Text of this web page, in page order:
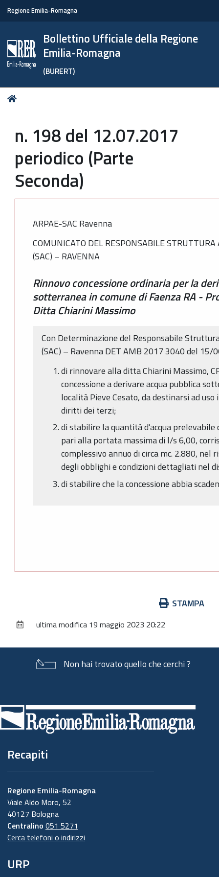
Regione Emilia-Romagna
Bollettino Ufficiale della Regione
Emilia-Romagna
(BURERT)
Tu
n. 198 del 12.07.2017
periodico (Parte
Seconda)
ARPAE-SAC Ravenna
COMUNICATO DEL RESPONSABILE
(SAC) – RAVENNA
Rinnovo concessione ordinaria per la
sotterranea in comune di Faenza RA -
Ditta Chiarini Massimo
Con Determinazione del Responsabile
(SAC) – Ravenna DET AMB 2017 3040 del
di rinnovare alla ditta Chiarini Massimo,
concessione a derivare acqua pubblica
località Pieve Cesato, da destinarsi ad
diritti dei terzi;
di stabilire la quantità d'acqua
pari alla portata massima di l/s 6,00,
complessivo annuo di circa mc. 2.880,
degli obblighi e condizioni dettagliati nel
di stabilire che la concessione abbia
documento
STAMPA
ultima modifica 19 maggio 2023 20:22
Non hai trovato quello che cerchi ?
di
pagina
Recapiti
Regione Emilia-Romagna
Viale Aldo Moro, 52
40127 Bologna
Centralino 051 5271
Cerca telefoni o indirizzi
URP